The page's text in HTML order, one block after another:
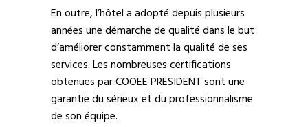
En outre, l’hôtel a adopté depuis plusieurs
années une démarche de qualité dans le but
d’améliorer constamment la qualité de ses
services. Les nombreuses certifications
obtenues par COOEE PRESIDENT sont une
garantie du sérieux et du professionnalisme
de son équipe.